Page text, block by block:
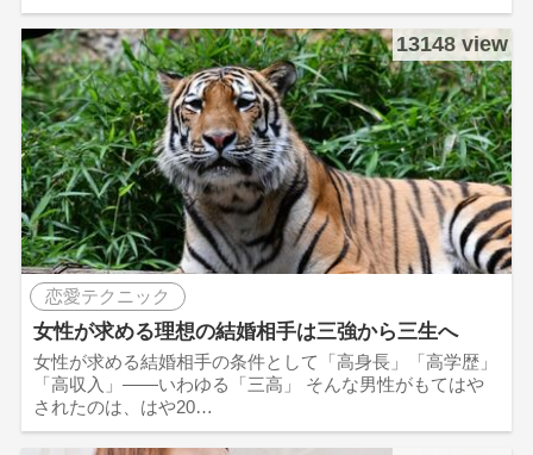
13148 view
恋愛テクニック
女性が求める理想の結婚相手は三強から三生へ
女性が求める結婚相手の条件として「高身長」「高学歴」
「高収入」――いわゆる「三高」 そんな男性がもてはや
されたのは、はや20…